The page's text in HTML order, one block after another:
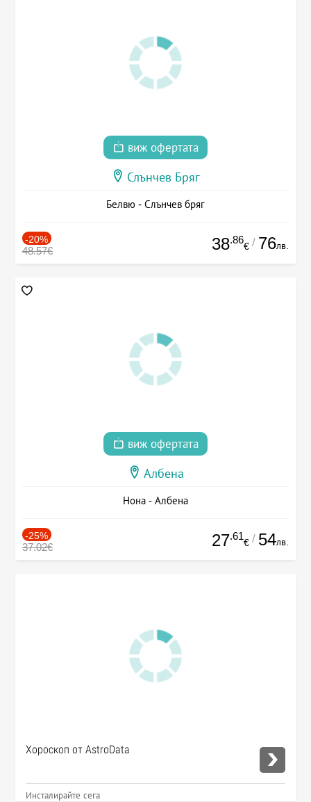
виж офертата
Слънчев Бряг
Белвю - Слънчев бряг
-20%
48.57€ 38.86
€ / 76лв.
виж офертата
Албена
Нона - Албена
-25%
37.02€ 27.61
€ / 54лв.
Хороскоп от AstroData
Инсталирайте сега